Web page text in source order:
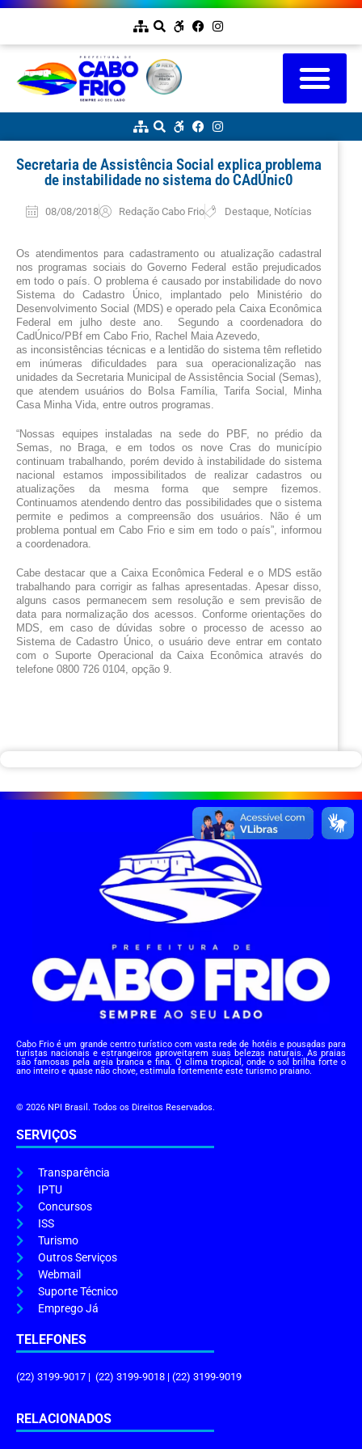
Secretaria de Assistência Social explica problema
de instabilidade no sistema do CAdÚnic0
08/08/2018 Redação Cabo Frio Destaque, Notícias
Os atendimentos para cadastramento ou atualização cadastral
nos programas sociais do Governo Federal estão prejudicados
em todo o país. O problema é causado por instabilidade do novo
Sistema do Cadastro Único, implantado pelo Ministério do
Desenvolvimento Social (MDS) e operado pela Caixa Econômica
Federal em julho deste ano.  Segundo a coordenadora do
CadÚnico/PBf em Cabo Frio, Rachel Maia Azevedo,
as inconsistências técnicas e a lentidão do sistema têm refletido
em inúmeras dificuldades para sua operacionalização nas
unidades da Secretaria Municipal de Assistência Social (Semas),
que atendem usuários do Bolsa Família, Tarifa Social, Minha
Casa Minha Vida, entre outros programas.
“Nossas equipes instaladas na sede do PBF, no prédio da
Semas, no Braga, e em todos os nove Cras do município
continuam trabalhando, porém devido à instabilidade do sistema
nacional estamos impossibilitados de realizar cadastros ou
atualizações da mesma forma que sempre fizemos.
Continuamos atendendo dentro das possibilidades que o sistema
permite e pedimos a compreensão dos usuários. Não é um
problema pontual em Cabo Frio e sim em todo o país”, informou
a coordenadora.
Cabe destacar que a Caixa Econômica Federal e o MDS estão
trabalhando para corrigir as falhas apresentadas. Apesar disso,
alguns casos permanecem sem resolução e sem previsão de
data para normalização dos acessos. Conforme orientações do
MDS, em caso de dúvidas sobre o processo de acesso ao
Sistema de Cadastro Único, o usuário deve entrar em contato
com o Suporte Operacional da Caixa Econômica através do
telefone 0800 726 0104, opção 9.
Cabo Frio é um grande centro turístico com vasta rede de hotéis e pousadas para
turistas nacionais e estrangeiros aproveitarem suas belezas naturais. As praias
são famosas pela areia branca e fina. O clima tropical, onde o sol brilha forte o
ano inteiro e quase não chove, estimula fortemente este turismo praiano.
© 2026 NPI Brasil. Todos os Direitos Reservados.
SERVIÇOS
Transparência
IPTU
Concursos
ISS
Turismo
Outros Serviços
Webmail
Suporte Técnico
Emprego Já
TELEFONES
(22) 3199-9017 | (22) 3199-9018 | (22) 3199-9019
RELACIONADOS